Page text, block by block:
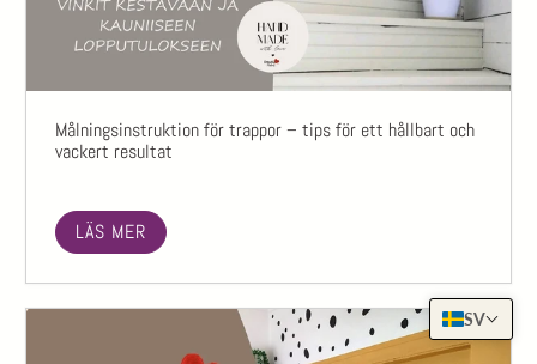
Målningsinstruktion för trappor – tips för ett hållbart och
vackert resultat
LÄS MER
SV